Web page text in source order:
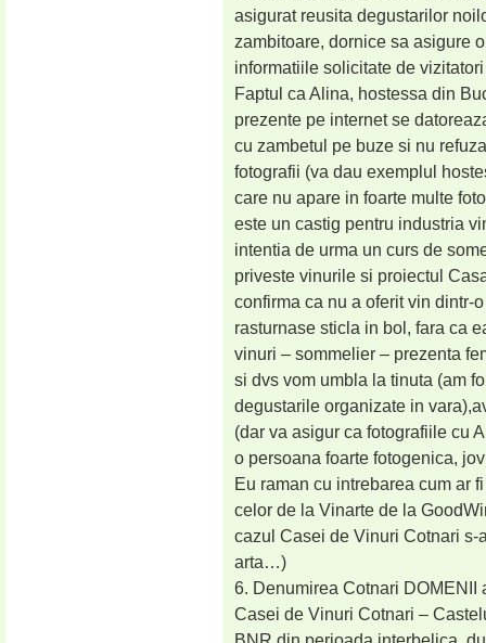
asigurat reusita degustarilor
zambitoare, dornice sa asigure
informatiile solicitate de vizitatori
Faptul ca Alina, hostessa din
prezente pe internet se
cu zambetul pe buze si nu
fotografii (va dau exemplul
care nu apare in foarte multe
este un castig pentru industria
intentia de urma un curs de
priveste vinurile si proiectul
confirma ca nu a oferit vin dintr-
rasturnase sticla in bol, fara ca
vinuri – sommelier – prezenta
si dvs vom umbla la tinuta (am
degustarile organizate in
(dar va asigur ca fotografiile cu
o persoana foarte fotogenica,
Eu raman cu intrebarea cum ar
celor de la Vinarte de la
cazul Casei de Vinuri Cotnari s-
arta…)
6. Denumirea Cotnari
Casei de Vinuri Cotnari –